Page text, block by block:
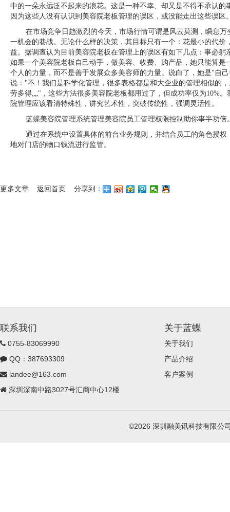
中的一朵永远泛不起来的浪花。这是一种不幸、却又是不得不承认的
因为这些人没有认识到美容院老板管理的误区，或没能走出这些误区
在市场竞争日趋激烈的今天，市场行情可谓是风云莫测，瞬息
一机会的巷战。无论什么样的决策，其目标只有一个：花最小的代价
益。据调查认为目前美容院老板在管理上的误区有如下几点：事必躬
如果一个美容院老板自己动手，做美容、收费、购产品，她只能算是
个人的力量，而不是善于发展众多美容师的力量。说白了，她是"自
说："不！我们是科学化管理，很多表格都是和大企业的管理相似的
劳多得„„"，这些方法很多美容院老板都用过了，但成功率仅为10%
院管理应该看清特殊性，讲究艺术性，突破传统性，强调灵活性。
蓝蝶美容院管理系统管理美容院员工管理权限控制助你事半功倍
通过在系统中设置具体的前台业务规则，并结合员工的角色授
地对门店的物口钱流进行监管。
更多文章 返回首页 分享到：
联系我们
0755-83069990
QQ：387693309
landee@163.com
深圳深南中路3027号汇商中心12楼
关于蓝蝶
关于我们
产品介绍
客户案例
©2026 深圳融美讯科技有限公